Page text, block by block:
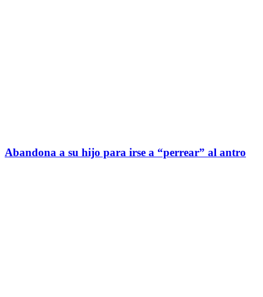
Abandona a su hijo para irse a “perrear” al antro